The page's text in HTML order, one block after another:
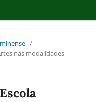
/
nas modalidades